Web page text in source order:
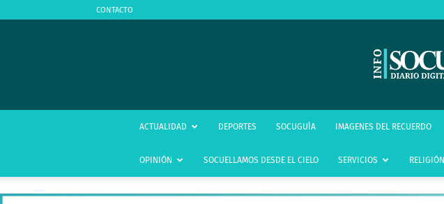
CONTACTO
ACTUALIDAD DEPORTES SOCUGUÍA IMAGENES DEL RECUERDO
OPINIÓN SOCUELLAMOS DESDE EL CIELO SERVICIOS RELIGIÓN